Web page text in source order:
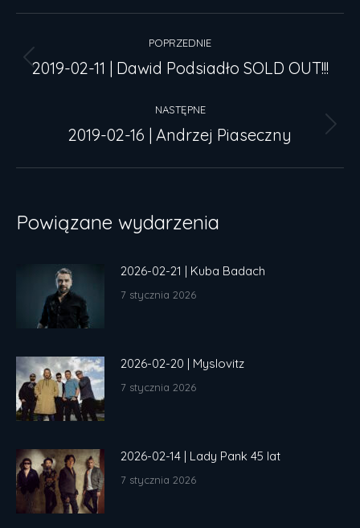
Facebook
wpisów
POPRZEDNIE
Poprzedni
2019-02-11 | Dawid Podsiadło SOLD OUT!!!
NASTĘPNE
Następny
2019-02-16 | Andrzej Piaseczny
Powiązane wydarzenia
2026-02-21 | Kuba Badach
7 stycznia 2026
2026-02-20 | Myslovitz
7 stycznia 2026
2026-02-14 | Lady Pank 45 lat
7 stycznia 2026